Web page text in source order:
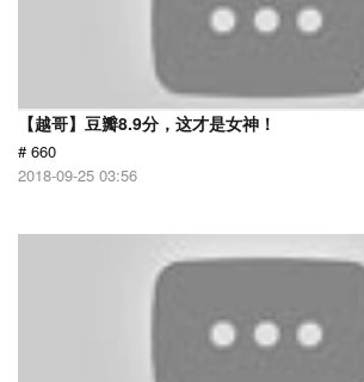
【越哥】豆瓣8.9分，这才是女神！
# 660
2018-09-25 03:56